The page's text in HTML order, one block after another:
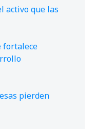
activo que las
fortalece
pierden